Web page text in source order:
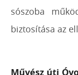
sószoba
biztosítása az
Művész úti